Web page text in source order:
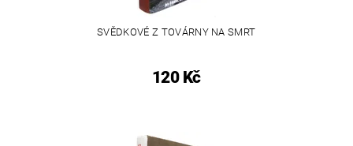
SVĚDKOVÉ Z TOVÁRNY NA SMRT
120 Kč